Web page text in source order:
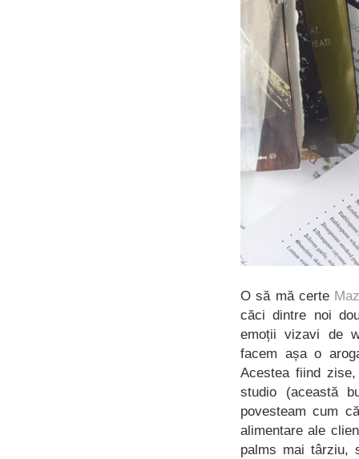
O să mă certe
căci dintre noi
emoții vizavi de
facem așa o
Acestea fiind
studio (această
povesteam cum
alimentare ale
palms mai târziu,